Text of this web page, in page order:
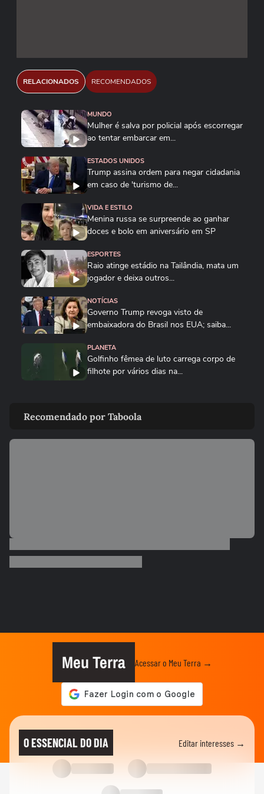
RELACIONADOS RECOMENDADOS
MUNDO
Mulher é salva por policial após escorregar
ao tentar embarcar em...
ESTADOS UNIDOS
Trump assina ordem para negar cidadania
em caso de 'turismo de...
VIDA E ESTILO
Menina russa se surpreende ao ganhar
doces e bolo em aniversário em SP
ESPORTES
Raio atinge estádio na Tailândia, mata um
jogador e deixa outros...
NOTÍCIAS
Governo Trump revoga visto de
embaixadora do Brasil nos EUA; saiba...
PLANETA
Golfinho fêmea de luto carrega corpo de
filhote por vários dias na...
explode e lança homem contra...
FUTEBOL
chamas após ataques em Ormuz
Lula diz que não é ‘louco’ de brigar com
China e EUA: ‘Quero...
No Japão, Zico tranquiliza fãs após
terremoto de grandes...
Lula critica sistema de saúde dos EUA ao
exaltar SUS: ‘Vá tentar...
Recomendado por Taboola
Meu Terra Acessar o Meu Terra →
O ESSENCIAL DO DIA Editar interesses →